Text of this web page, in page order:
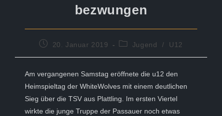
bezwungen
Beitrag20. Januar 2019
Beitrags-
Jugend / U12
Am vergangenen Samstag eröffnete die u12 den
Heimspieltag der WhiteWolves mit einem deutlichen
Sieg über die TSV aus Plattling. Im ersten Viertel
wirkte die junge Truppe der Passauer noch etwas